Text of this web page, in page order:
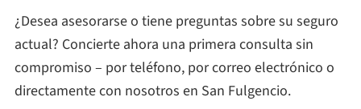
¿Desea asesorarse o tiene preguntas sobre su seguro
actual? Concierte ahora una primera consulta sin
compromiso – por teléfono, por correo electrónico o
directamente con nosotros en San Fulgencio.